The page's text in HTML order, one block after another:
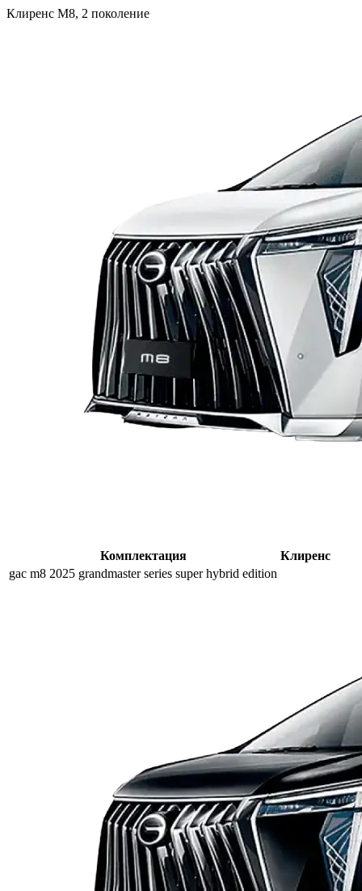
Клиренс M8, 2 поколение
Комплектация
Клиренс
gac m8 2025 grandmaster series super hybrid edition